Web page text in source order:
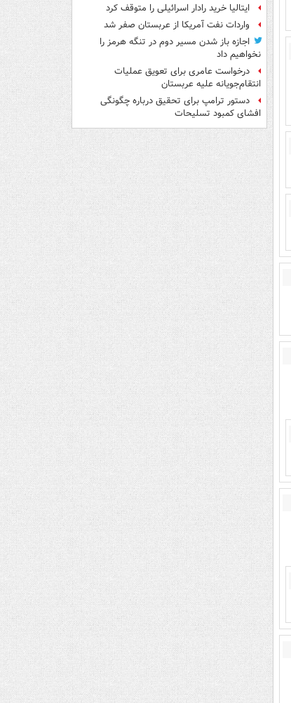
ایتالیا خرید رادار اسرائیلی را متوقف کرد
واردات نفت آمریکا از عربستان صفر شد
اجازه باز شدن مسیر دوم در تنگه هرمز را
نخواهیم داد
درخواست عامری برای تعویق عملیات
انتقام‌جویانه علیه عربستان
دستور ترامپ برای تحقیق درباره چگونگی
افشای کمبود تسلیحات